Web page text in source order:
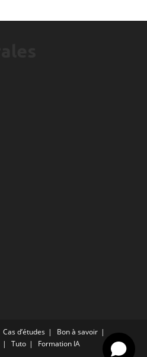
Cas d’études
Bon à savoir
Tuto Formation IA